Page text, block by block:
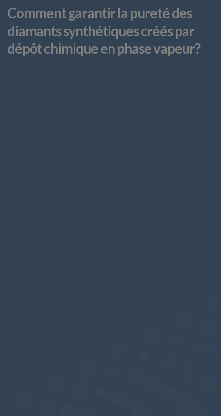
Comment garantir la pureté des
diamants synthétiques créés par
dépôt chimique en phase vapeur?